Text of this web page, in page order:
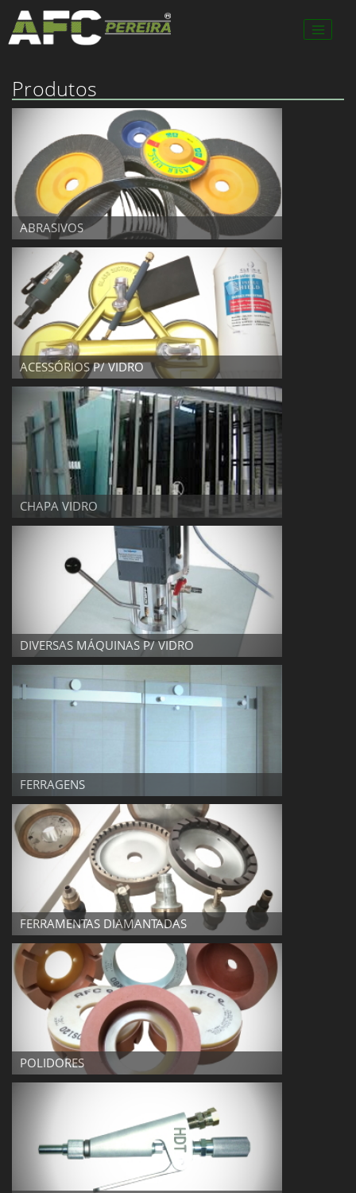
Produtos
ABRASIVOS
ABRASIVOS
ACESSÓRIOS P/ VIDRO
ACESSÓRIOS P/ VIDRO
CHAPA VIDRO
CHAPA VIDRO
DIVERSAS MÁQUINAS P/ VIDRO
DIVERSAS MÁQUINAS P/ VIDRO
FERRAGENS
FERRAGENS
FERRAMENTAS DIAMANTADAS
FERRAMENTAS DIAMANTADAS
POLIDORES
POLIDORES
SPARE PARTS